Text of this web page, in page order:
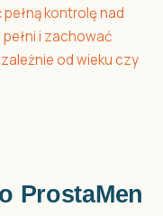
kontrolę nad
i zachować
od wieku czy
ProstaMen